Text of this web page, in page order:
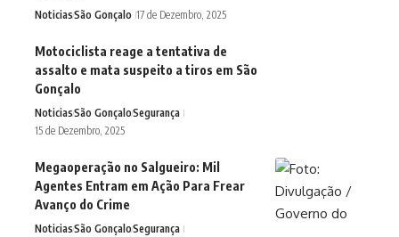
NoticiasSão Gonçalo 17 de Dezembro, 2025
Motociclista reage a tentativa de
assalto e mata suspeito a tiros em São
Gonçalo
NoticiasSão GonçaloSegurança
15 de Dezembro, 2025
Megaoperação no Salgueiro: Mil
Agentes Entram em Ação Para Frear
Avanço do Crime
NoticiasSão GonçaloSegurança